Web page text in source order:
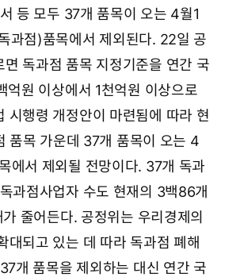
등 모두 37개 품목이 오는 4월1
과점)품목에서 제외된다. 22일 공
면 독과점 품목 지정기준을 연간 국
억원 이상에서 1천억원 이상으로
시행령 개정안이 마련됨에 따라 현
품목 가운데 37개 품목이 오는 4
에서 제외될 전망이다. 37개 독과
과점사업자 수도 현재의 3백86개
줄어든다. 공정위는 우리경제의
대되고 있는 데 따라 독과점 폐해
개 품목을 제외하는 대신 연간 국